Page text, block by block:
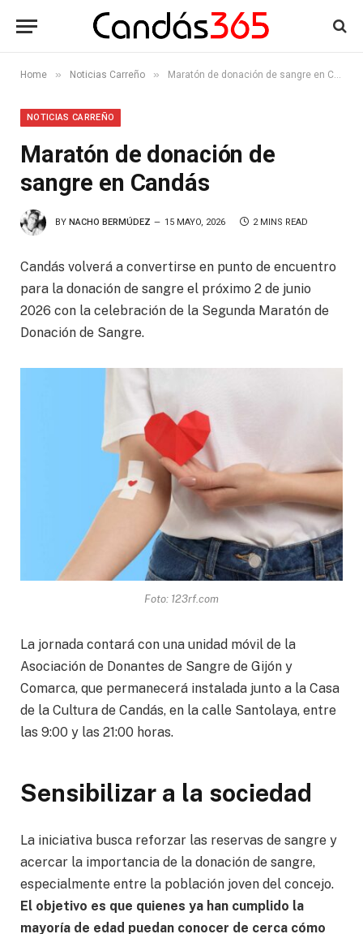
Home » Noticias Carreño » Maratón de donación de sangre en Candás
NOTICIAS CARREÑO
Maratón de donación de
sangre en Candás
BY NACHO BERMÚDEZ 15 MAYO, 2026 2 MINS READ
Candás volverá a convertirse en punto de encuentro
para la donación de sangre el próximo 2 de junio
2026 con la celebración de la Segunda Maratón de
Donación de Sangre.
Foto: 123rf.com
La jornada contará con una unidad móvil de la
Asociación de Donantes de Sangre de Gijón y
Comarca, que permanecerá instalada junto a la Casa
de la Cultura de Candás, en la calle Santolaya, entre
las 9:00 y las 21:00 horas.
Sensibilizar a la sociedad
La iniciativa busca reforzar las reservas de sangre y
acercar la importancia de la donación de sangre,
especialmente entre la población joven del concejo.
El objetivo es que quienes ya han cumplido la
mayoría de edad puedan conocer de cerca cómo